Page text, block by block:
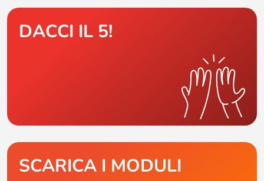
DACCI IL 5!
SCARICA I MODULI